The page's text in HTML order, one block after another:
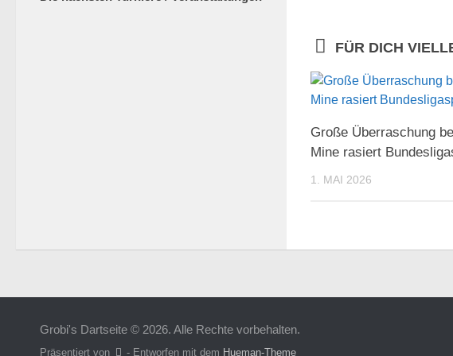
FÜR DICH
Große Überraschung
Mine rasiert
1. MAI 2026
Grobi's Dartseite © 2026. Alle Rechte vorbehalten.
Präsentiert von - Entworfen mit dem Hueman-Theme